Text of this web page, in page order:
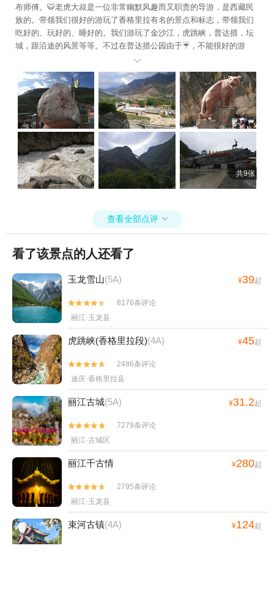
布师傅。🐯老虎大叔是一位非常幽默风趣而又职责的导游，是西藏民
族的。带领我们很好的游玩了香格里拉有名的景点和标志，带领我们
吃好的、玩好的、睡好的。我们游玩了金沙江，虎跳峡，普达措，坛
城，跟沿途的风景等等。不过在普达措公园由于☔️，不能很好的游
玩，是有一点点遗憾。但是对于整个旅程还是很满意哦！谢谢老虎大
叔跟啊布师傅，谢谢啦！

共9张
查看全部点评 
看了该景点的人还看了
玉龙雪山(5A) ¥39起


8176条评论
丽江·玉龙县
虎跳峡(香格里拉段)(4A) ¥45起


2486条评论
迪庆·香格里拉县
丽江古城(5A) ¥31.2起


7279条评论
丽江·古城区
丽江千古情 ¥280起


2795条评论
丽江·玉龙县
束河古镇(4A) ¥124起